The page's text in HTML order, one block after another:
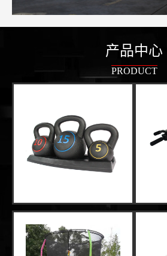
产品中心
PRODUCT